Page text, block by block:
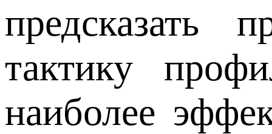
предсказать
тактику
наиболее